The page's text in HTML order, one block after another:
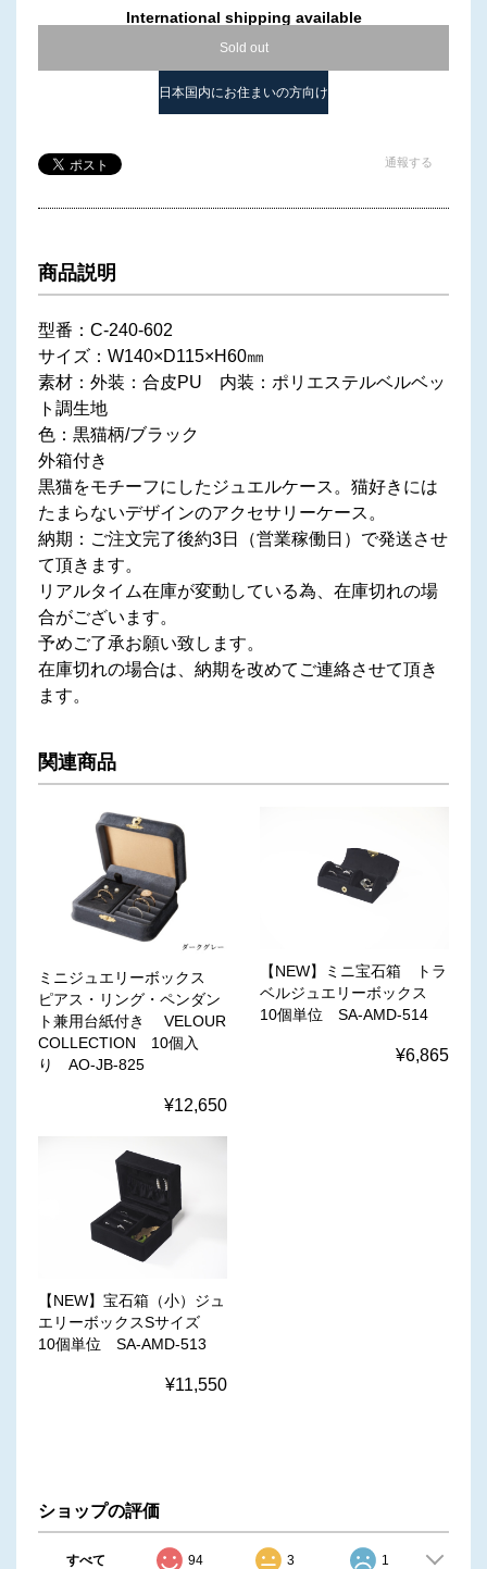
International shipping available
Sold out
日本国内にお住まいの方向け
通報する
商品説明
型番：C-240-602
サイズ：‎W140×D115×H60㎜
素材：外装：合皮PU 内装：ポリエステルベルベッ
ト調生地
色：黒猫柄/ブラック
外箱付き
黒猫をモチーフにしたジュエルケース。猫好きには
たまらないデザインのアクセサリーケース。
納期：ご注文完了後約3日（営業稼働日）で発送させ
て頂きます。
リアルタイム在庫が変動している為、在庫切れの場
合がございます。
予めご了承お願い致します。
在庫切れの場合は、納期を改めてご連絡させて頂き
ます。
関連商品
ミニジュエリーボックス
ピアス・リング・ペンダン
ト兼用台紙付き VELOUR
COLLECTION 10個入
り AO-JB-825
¥12,650
【NEW】ミニ宝石箱 トラ
ベルジュエリーボックス
10個単位 SA-AMD-514
¥6,865
【NEW】宝石箱（小）ジュ
エリーボックスSサイズ
10個単位 SA-AMD-513
¥11,550
ショップの評価
すべて 94 3 1